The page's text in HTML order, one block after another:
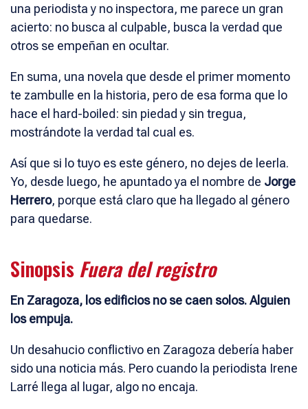
una periodista y no inspectora, me parece un gran
acierto: no busca al culpable, busca la verdad que
otros se empeñan en ocultar.
En suma, una novela que desde el primer momento
te zambulle en la historia, pero de esa forma que lo
hace el hard-boiled: sin piedad y sin tregua,
mostrándote la verdad tal cual es.
Así que si lo tuyo es este género, no dejes de leerla.
Yo, desde luego, he apuntado ya el nombre de Jorge
Herrero, porque está claro que ha llegado al género
para quedarse.
Sinopsis Fuera del registro
En Zaragoza, los edificios no se caen solos. Alguien
los empuja.
Un desahucio conflictivo en Zaragoza debería haber
sido una noticia más. Pero cuando la periodista Irene
Larré llega al lugar, algo no encaja.